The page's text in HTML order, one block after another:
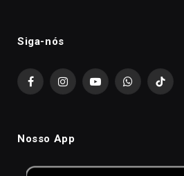
Siga-nós
FacebookInstagramYouTubeWhatsAppTikTok
Nosso App